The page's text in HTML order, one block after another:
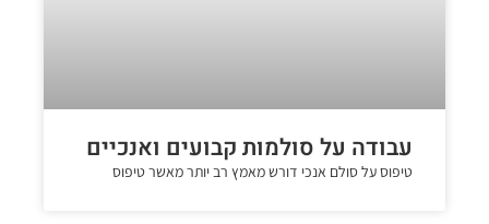
עבודה על סולמות קבועים ואנכיים
טיפוס על סולם אנכי דורש מאמץ רב יותר מאשר טיפוס